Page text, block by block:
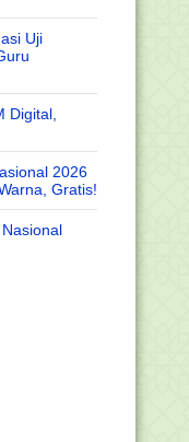
Uji
Digital,
2026
Gratis!